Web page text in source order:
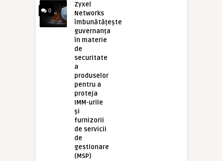
0
Zyxel
Networks
îmbunătățește
guvernanța
în materie
de
securitate
a
produselor
pentru a
proteja
IMM-urile
și
furnizorii
de servicii
de
gestionare
(MSP)